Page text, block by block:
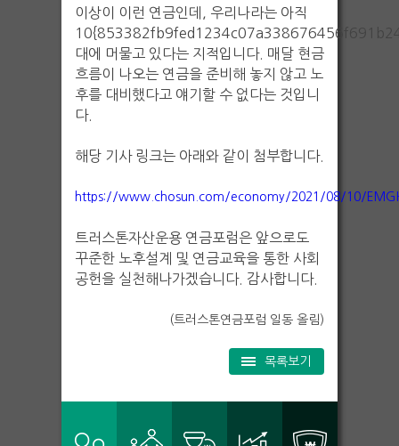
이상이 이런 연금인데, 우리나라는 아직
대에 머물고 있다는 지적입니다. 매달 현금
흐름이 나오는 연금을 준비해 놓지 않고 노
후를 대비했다고 얘기할 수 없다는 것입니
다.
해당 기사 링크는 아래와 같이 첨부합니다.
https://www.chosun.com/economy/2021/08/10/
트러스톤자산운용 연금포럼은 앞으로도
꾸준한 노후설계 및 연금교육을 통한 사회
공헌을 실천해나가겠습니다. 감사합니다.
(트러스톤연금포럼 일동 올림)
목록보기